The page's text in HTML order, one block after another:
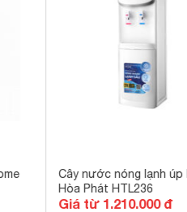
Cây nước nóng lạnh úp
Hòa Phát HTL236
Giá từ 1.210.000 đ